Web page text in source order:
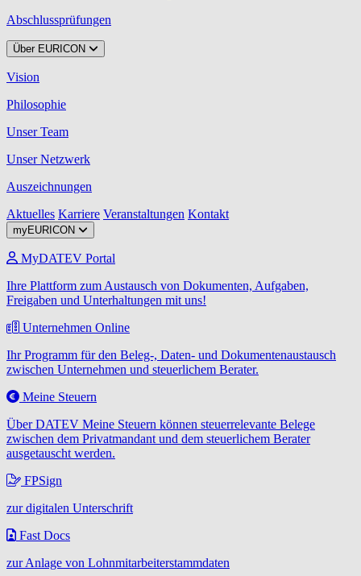
Abschlussprüfungen
Über EURICON
Vision
Philosophie
Unser Team
Unser Netzwerk
Auszeichnungen
Aktuelles Karriere Veranstaltungen Kontakt
myEURICON
MyDATEV Portal
Ihre Plattform zum Austausch von Dokumenten, Aufgaben,
Freigaben und Unterhaltungen mit uns!
Unternehmen Online
Ihr Programm für den Beleg-, Daten- und Dokumentenaustausch
zwischen Unternehmen und steuerlichem Berater.
Meine Steuern
Über DATEV Meine Steuern können steuerrelevante Belege
zwischen dem Privatmandant und dem steuerlichem Berater
ausgetauscht werden.
FPSign
zur digitalen Unterschrift
Fast Docs
zur Anlage von Lohnmitarbeiterstammdaten